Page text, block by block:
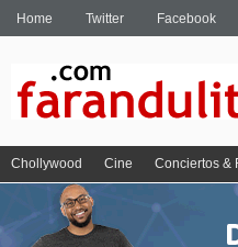
Home Twitter Facebook
Chollywood Cine Conciertos &